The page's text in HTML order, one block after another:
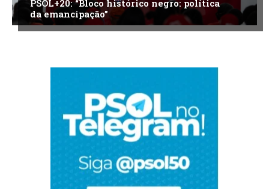
PSOL+20: “Bloco histórico negro: política
da emancipação”